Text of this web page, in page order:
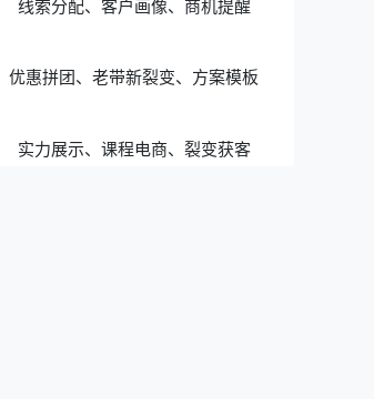
线索分配、客户画像、商机提醒
优惠拼团、老带新裂变、方案模板
实力展示、课程电商、裂变获客